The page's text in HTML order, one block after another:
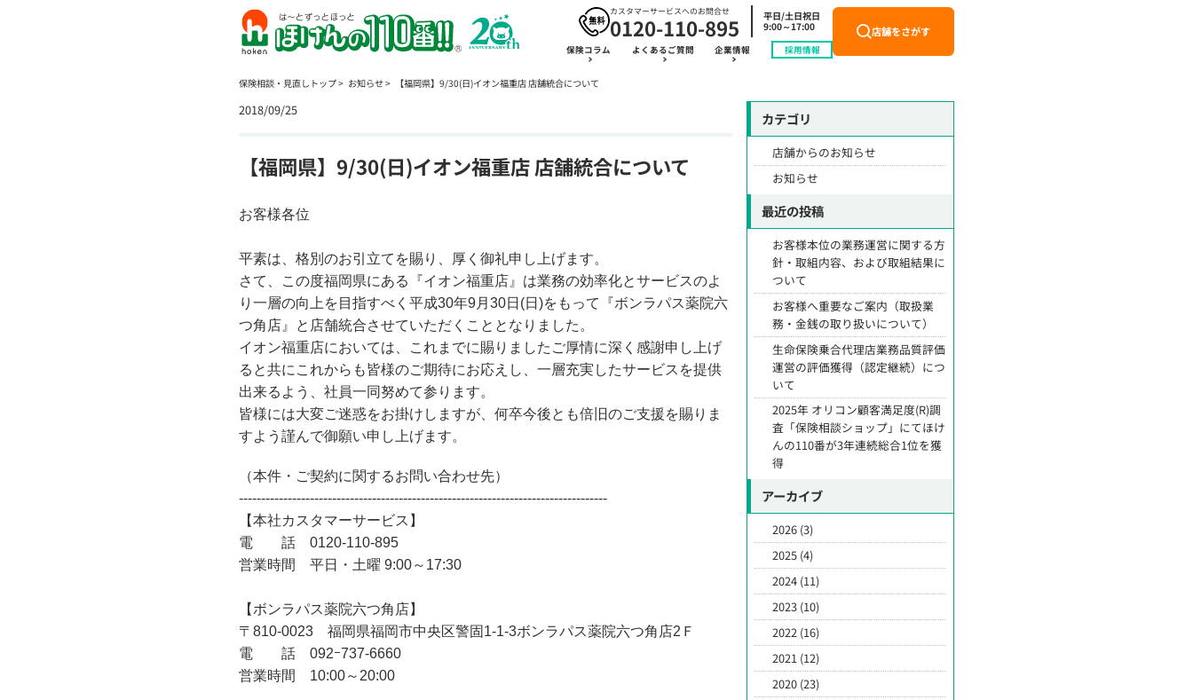
カスタマーサービスへのお問合せ
0120-110-895
平日/土日祝日
9:00～17:00
保険コラム よくあるご質問 企業情報 採用情報
店舗をさがす
保険相談・見直しトップ お知らせ 【福岡県】9/30(日)イオン福重店 店舗統合について
2018/09/25
【福岡県】9/30(日)イオン福重店 店舗統合について
お客様各位
平素は、格別のお引立てを賜り、厚く御礼申し上げます。
さて、この度福岡県にある『イオン福重店』は業務の効率化とサービスのよ
り一層の向上を目指すべく平成30年9月30日(日)をもって『ボンラパス薬院六
つ角店』と店舗統合させていただくこととなりました。
イオン福重店においては、これまでに賜りましたご厚情に深く感謝申し上げ
ると共にこれからも皆様のご期待にお応えし、一層充実したサービスを提供
出来るよう、社員一同努めて参ります。
皆様には大変ご迷惑をお掛けしますが、何卒今後とも倍旧のご支援を賜りま
すよう謹んで御願い申し上げます。
（本件・ご契約に関するお問い合わせ先）
-----------------------------------------------------------------------------------
【本社カスタマーサービス】
電 話 0120-110-895
営業時間 平日・土曜 9:00～17:30
【ボンラパス薬院六つ角店】
〒810-0023 福岡県福岡市中央区警固1-1-3ボンラパス薬院六つ角店2Ｆ
電 話 092ｰ737-6660
営業時間 10:00～20:00
カテゴリ
店舗からのお知らせ
お知らせ
最近の投稿
お客様本位の業務運営に関する方
針・取組内容、および取組結果に
ついて
お客様へ重要なご案内（取扱業
務・金銭の取り扱いについて）
生命保険乗合代理店業務品質評価
運営の評価獲得（認定継続）につ
いて
2025年 オリコン顧客満足度(R)調
査「保険相談ショップ」にてほけ
んの110番が3年連続総合1位を獲
得
アーカイブ
2026 (3)
2025 (4)
2024 (11)
2023 (10)
2022 (16)
2021 (12)
2020 (23)